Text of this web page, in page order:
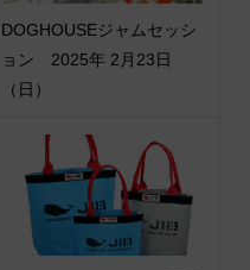
DOGHOUSEジャムセッシ
ョン 2025年 2月23日
（日）